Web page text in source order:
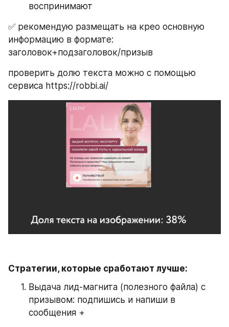
воспринимают
✅ рекомендую размещать на крео основную
информацию в формате:
заголовок+подзаголовок/призыв
проверить долю текста можно с помощью
сервиса https://robbi.ai/
Стратегии, которые сработают лучше:
Выдача лид-магнита (полезного файла) с
призывом: подпишись и напиши в
сообщения +